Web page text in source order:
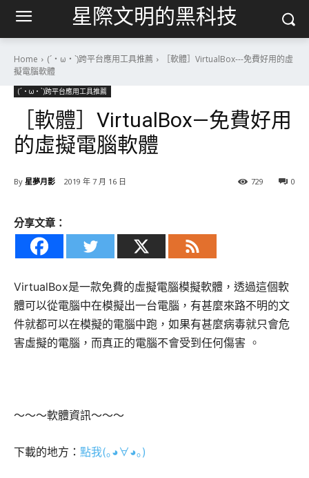
星際文明的黑科技
Home (´・ω・`)跨平台應用工具推薦
［軟體］VirtualBox---免費好用的虛
擬電腦軟體
(´・ω・`)跨平台應用工具推薦
［軟體］VirtualBox—免費好用
的虛擬電腦軟體
By 星夢月影 2019 年 7 月 16 日 0
729
分享文章：
VirtualBox是一款免費的虛擬電腦模擬軟體，透過這個軟
體可以從電腦中在模擬出一台電腦，有甚麼來路不明的文
件就都可以在模擬的電腦中跑，如果有甚麼病毒就只會危
害虛擬的電腦，而真正的電腦不會受到任何傷害 。
～～～軟體資訊～～～
下載的地方： 點我(｡◕∀◕｡)